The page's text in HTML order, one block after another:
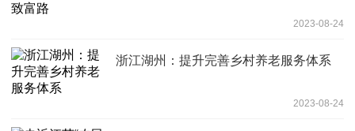
2023-08-24
浙江湖州：提升完善乡村养老服务体系
2023-08-24